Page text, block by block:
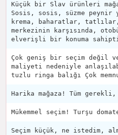
Küçük bir Slav ürünleri
Sosis, sosis, süzme
krema, baharatlar,
merkezinin karşısında,
elverişli bir konuma
Çok geniş bir seçim değil
maliyeti nedeniyle
tuzlu ringa balığı Çok
Harika mağaza! Tüm
Mükemmel seçim! Turşu
Seçim küçük, ne istedim,